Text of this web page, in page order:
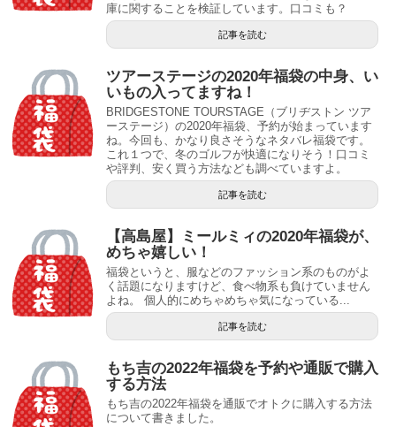
庫に関することを検証しています。口コミも？
記事を読む
ツアーステージの2020年福袋の中身、い
いもの入ってますね！
BRIDGESTONE TOURSTAGE（ブリヂストン ツア
ーステージ）の2020年福袋、予約が始まっています
ね。今回も、かなり良さそうなネタバレ福袋です。
これ１つで、冬のゴルフが快適になりそう！口コミ
や評判、安く買う方法なども調べていますよ。
記事を読む
【高島屋】ミールミィの2020年福袋が、
めちゃ嬉しい！
福袋というと、服などのファッション系のものがよ
く話題になりますけど、食べ物系も負けていません
よね。 個人的にめちゃめちゃ気になっている...
記事を読む
もち吉の2022年福袋を予約や通販で購入
する方法
もち吉の2022年福袋を通販でオトクに購入する方法
について書きました。